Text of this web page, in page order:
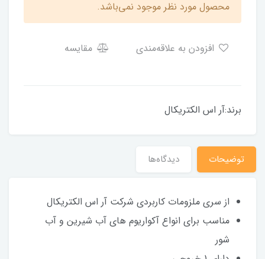
محصول مورد نظر موجود نمی‌باشد.
مقایسه
برند:آر اس الکتریکال
توضیحات دیدگاه‌ها
از سری ملزومات کاربردی شرکت آر اس الکتریکال
مناسب برای انواع آکواریوم های آب شیرین و آب
شور